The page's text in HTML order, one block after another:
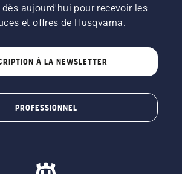
dès aujourd'hui pour recevoir les
et offres de Husqvarna.
À LA NEWSLETTER
PROFESSIONNEL